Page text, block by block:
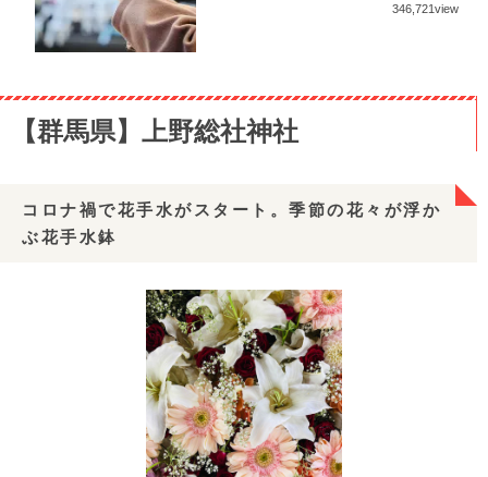
346,721view
【群馬県】上野総社神社
コロナ禍で花手水がスタート。季節の花々が浮か
ぶ花手水鉢